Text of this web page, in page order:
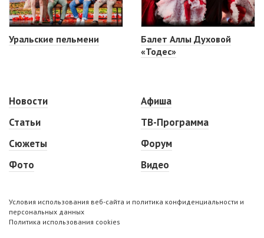
Уральские пельмени
Балет Аллы Духовой
«Тодес»
Новости
Статьи
Сюжеты
Фото
Афиша
ТВ-Программа
Форум
Видео
Условия использования веб-сайта и политика конфиденциальности и
персональных данных
Политика использования cookies